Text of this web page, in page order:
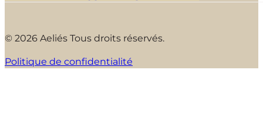
© 2026 Aeliés Tous droits réservés.
Politique de confidentialité